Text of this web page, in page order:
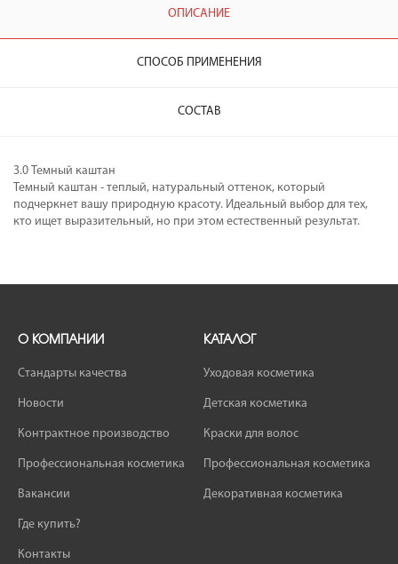
ОПИСАНИЕ
СПОСОБ ПРИМЕНЕНИЯ
СОСТАВ
3.0 Темный каштан
Темный каштан - теплый, натуральный оттенок, который
подчеркнет вашу природную красоту. Идеальный выбор для тех,
кто ищет выразительный, но при этом естественный результат.
О КОМПАНИИ
Стандарты качества
Новости
Контрактное производство
Профессиональная косметика
Вакансии
Где купить?
Контакты
КАТАЛОГ
Уходовая косметика
Детская косметика
Краски для волос
Профессиональная косметика
Декоративная косметика